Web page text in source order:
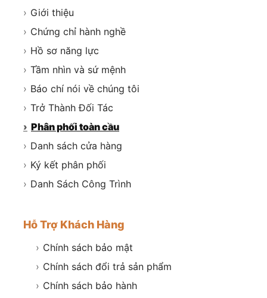
› Giới thiệu
› Chứng chỉ hành nghề
› Hồ sơ năng lực
› Tầm nhìn và sứ mệnh
› Báo chí nói về chúng tôi
› Trở Thành Đối Tác
› Phân phối toàn cầu
› Danh sách cửa hàng
› Ký kết phân phối
› Danh Sách Công Trình
Hỗ Trợ Khách Hàng
› Chính sách bảo mật
› Chính sách đổi trả sản phẩm
› Chính sách bảo hành